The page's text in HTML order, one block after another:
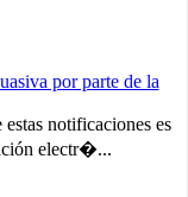
notificaciones es
electr�...